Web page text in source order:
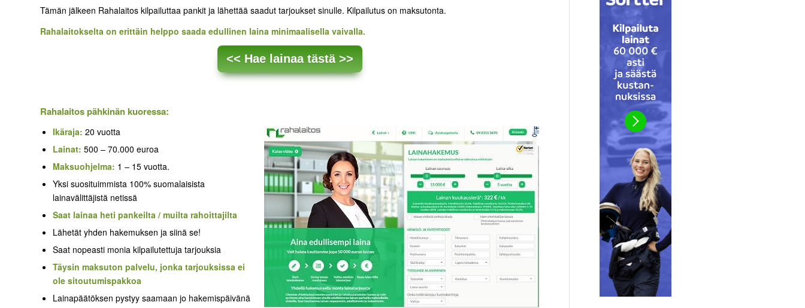
Tämän jälkeen Rahalaitos kilpailuttaa pankit ja lähettää saadut tarjoukset sinulle. Kilpailutus on maksutonta.
Rahalaitokselta on erittäin helppo saada edullinen laina minimaalisella vaivalla.
<< Hae lainaa tästä >>
Rahalaitos pähkinän kuoressa:
Ikäraja: 20 vuotta
Lainat: 500 – 70.000 euroa
Maksuohjelma: 1 – 15 vuotta.
Yksi suosituimmista 100% suomalaisista
lainavälittäjistä netissä
Saat lainaa heti pankeilta / muilta rahoittajilta
Lähetät yhden hakemuksen ja siinä se!
Saat nopeasti monia kilpailutettuja tarjouksia
Täysin maksuton palvelu, jonka tarjouksissa ei
ole sitoutumispakkoa
Lainapäätöksen pystyy saamaan jo hakemispäivänä